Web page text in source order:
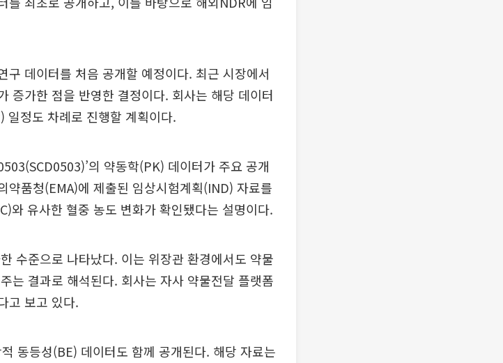
구 데이터를 처음 공개할 예정이다. 최근 시장에서
증가한 점을 반영한 결정이다. 회사는 해당 데이터
일정도 차례로 진행할 계획이다.
의 약동학(PK) 데이터가 주요 공개
약품청(EMA)에 제출된 임상시험계획(IND) 자료를
와 유사한 혈중 농도 변화가 확인됐다는 설명이다.
수준으로 나타났다. 이는 위장관 환경에서도 약물
는 결과로 해석된다. 회사는 자사 약물전달 플랫폼
고 보고 있다.
동등성(BE) 데이터도 함께 공개된다. 해당 자료는